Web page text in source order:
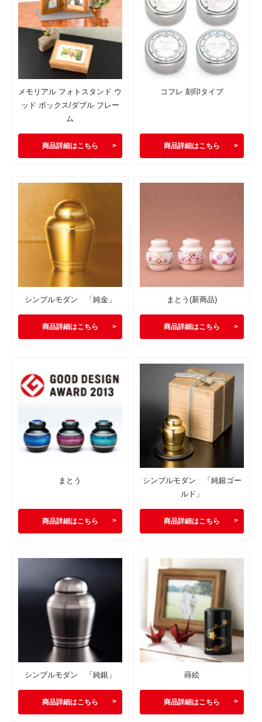
メモリアル フォトスタンド ウ
ッド ボックス/ダブル フレー
ム
商品詳細はこちら
コフレ 刻印タイプ
商品詳細はこちら
シンプルモダン 「純金」
商品詳細はこちら
まとう(新商品)
商品詳細はこちら
まとう
商品詳細はこちら
シンプルモダン 「純銀ゴー
ルド」
商品詳細はこちら
シンプルモダン 「純銀」
商品詳細はこちら
蒔絵
商品詳細はこちら